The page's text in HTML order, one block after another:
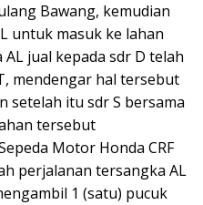
Bawang, kemudian
untuk masuk ke lahan
jual kepada sdr D telah
mendengar hal tersebut
setelah itu sdr S bersama
tersebut
Motor Honda CRF
perjalanan tersangka AL
1 (satu) pucuk